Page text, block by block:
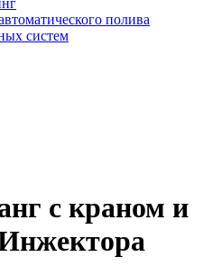
полива
систем
с краном и